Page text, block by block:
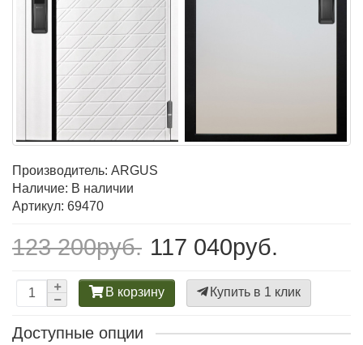
Производитель: ARGUS
Наличие: В наличии
Артикул: 69470
123 200руб. 117 040руб.
В корзину Купить в 1 клик
Доступные опции